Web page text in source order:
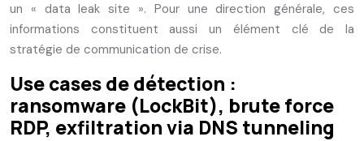
un « data leak site ». Pour une direction générale, ces
informations constituent aussi un élément clé de la
stratégie de communication de crise.
Use cases de détection :
ransomware (LockBit), brute force
RDP, exfiltration via DNS tunneling